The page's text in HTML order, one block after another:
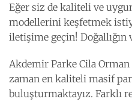
Eğer siz de kaliteli ve
modellerini keşfetmek
iletişime geçin! Doğallığın
Akdemir Parke Cila
zaman en kaliteli masif
buluşturmaktayız. Farklı